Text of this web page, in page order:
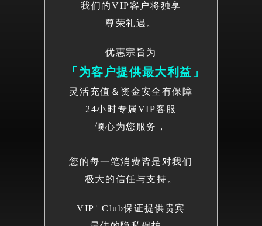
我们的VIP客户将独享
尊荣礼遇。
优惠宗旨为
「为客户提供最大利益」
灵活充值＆资金安全有保障
24小时专属VIP客服
倾心为您服务，
您的每一笔消费皆是对我们
极大的信任与支持。
VIP⁺ Club保证提供贵宾